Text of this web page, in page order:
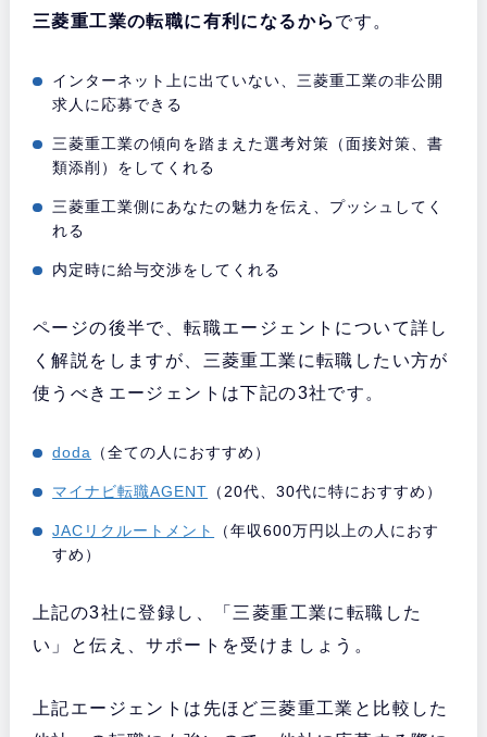
三菱重工業の転職に有利になるから です。
インターネット上に出ていない、三菱重工業の非公開
求人に応募できる
三菱重工業の傾向を踏まえた選考対策（面接対策、書
類添削）をしてくれる
三菱重工業側にあなたの魅力を伝え、プッシュしてく
れる
内定時に給与交渉をしてくれる
ページの後半で、転職エージェントについて詳し
く解説をしますが、三菱重工業に転職したい方が
使うべきエージェントは下記の3社です。
doda （全ての人におすすめ）
マイナビ転職AGENT （20代、30代に特におすすめ）
JACリクルートメント
（年収600万円以上の人におす
すめ）
上記の3社に登録し、「三菱重工業に転職した
い」と伝え、サポートを受けましょう。
上記エージェントは先ほど三菱重工業と比較した